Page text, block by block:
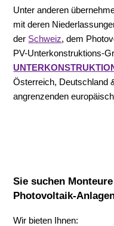
Unter anderen
mit deren
der Schweiz, dem
PV-Unterkonstruktions-
Österreich, Deutschland
angrenzenden
Sie suchen
Photovoltaik-
Wir bieten Ihnen: